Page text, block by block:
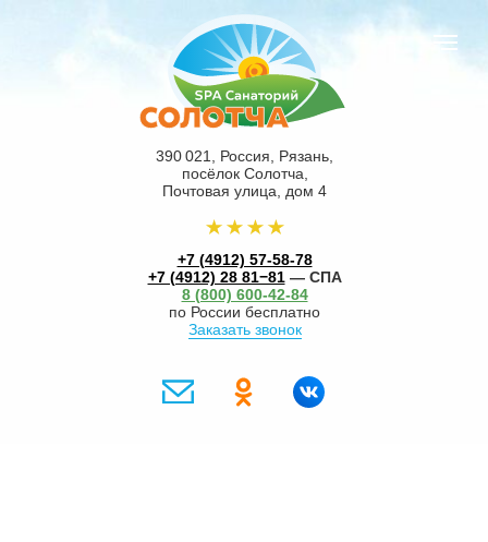
390 021, Россия, Рязань,
посёлок Солотча,
Почтовая улица, дом 4
+7 (4912) 57-58-78
+7 (4912) 28 81−81— СПА
8 (800) 600-42-84
по России бесплатно
Заказать звонок